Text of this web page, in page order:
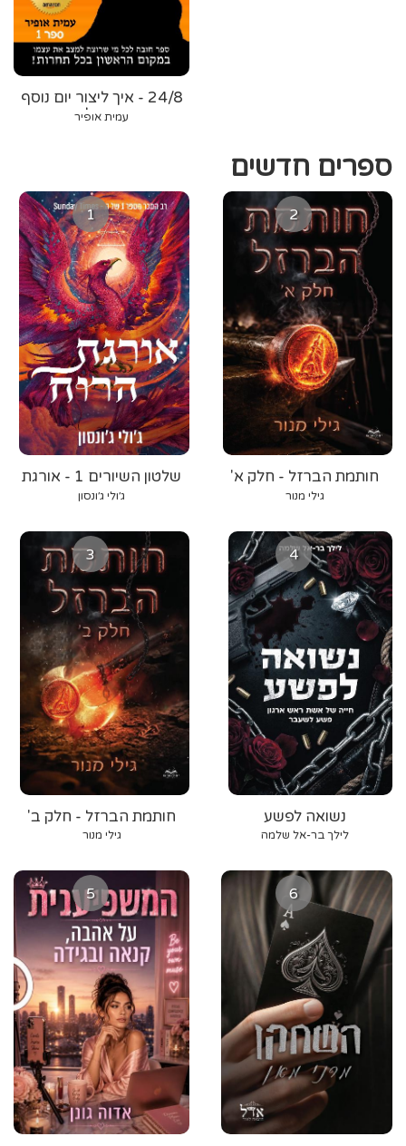
24/8 - איך ליצור יום נוסף
בשבוע ולהיות
עמית אופיר
ספרים חדשים
1
שלטון השיורים 1 - אורגת
הרוח
ג׳ולי ג׳ונסון
2
חותמת הברזל - חלק א'
גילי מנור
3
חותמת הברזל - חלק ב'
גילי מנור
4
נשואה לפשע
לילך בר-אל שלמה
5 6